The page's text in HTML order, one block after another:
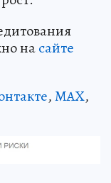
насайте
,MAX,